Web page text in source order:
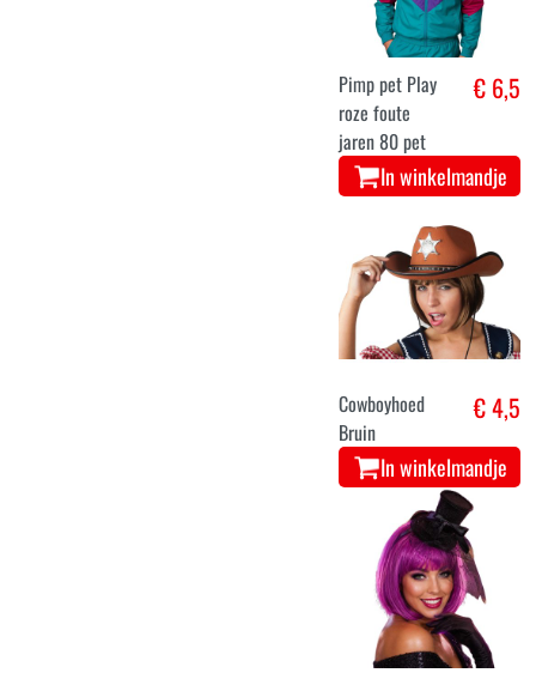
Pimp pet Play
roze foute
jaren 80 pet
€ 6,5
In winkelmandje
Cowboyhoed
Bruin
€ 4,5
In winkelmandje